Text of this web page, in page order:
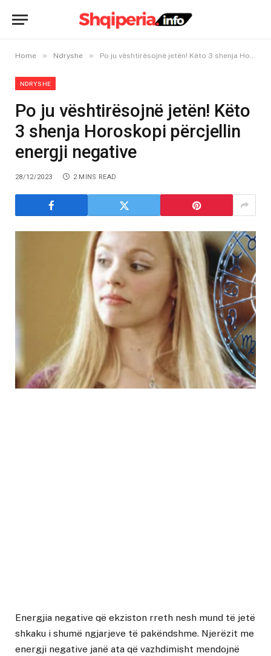
Home » Ndryshe » Po ju vështirësojnë jetën! Këto 3 shenja Horoskopi përcjellin energji negative
NDRYSHE
Po ju vështirësojnë jetën! Këto
3 shenja Horoskopi përcjellin
energji negative
28/12/2023 2 MINS READ
Energjia negative që ekziston rreth nesh mund të jetë
shkaku i shumë ngjarjeve të pakëndshme. Njerëzit me
energji negative janë ata që vazhdimisht mendojnë